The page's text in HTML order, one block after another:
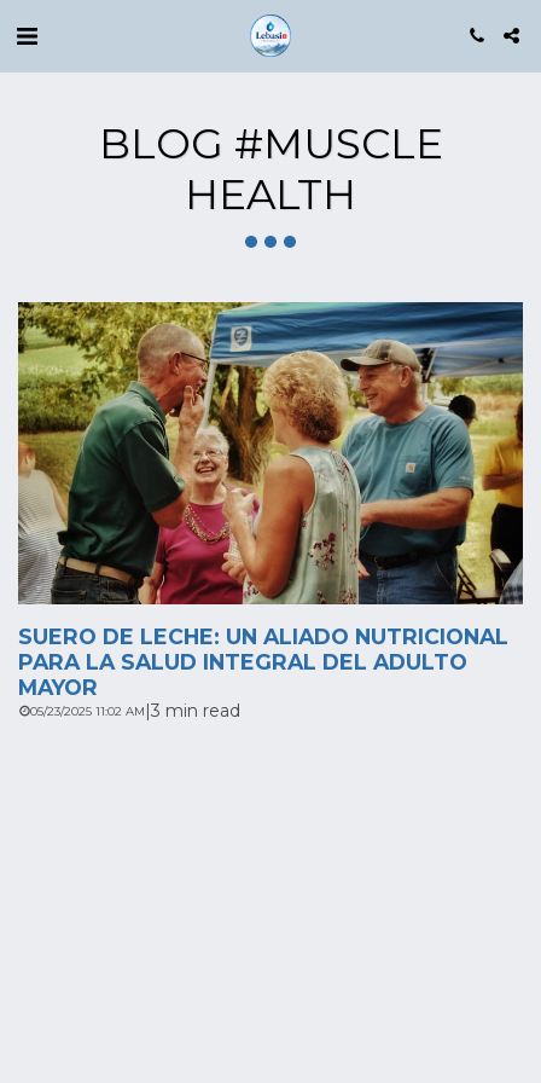
BLOG #MUSCLE
HEALTH
SUERO DE LECHE: UN ALIADO NUTRICIONAL
PARA LA SALUD INTEGRAL DEL ADULTO
MAYOR
05/23/2025 11:02 AM |3 min read